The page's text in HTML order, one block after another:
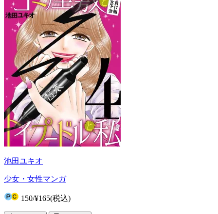
池田ユキオ
少女・女性マンガ
150/¥165(税込)